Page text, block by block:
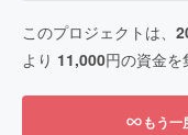
このプロジェクトは、
より 11,000円の資金を
もう